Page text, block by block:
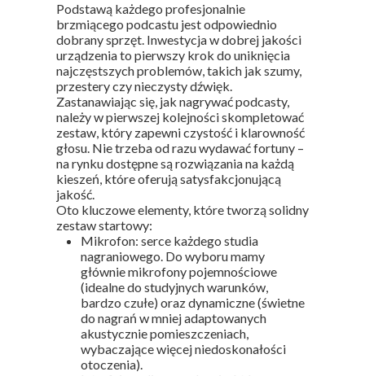
Podstawą każdego profesjonalnie
brzmiącego podcastu jest odpowiednio
dobrany sprzęt. Inwestycja w dobrej jakości
urządzenia to pierwszy krok do uniknięcia
najczęstszych problemów, takich jak szumy,
przestery czy nieczysty dźwięk.
Zastanawiając się, jak nagrywać podcasty,
należy w pierwszej kolejności skompletować
zestaw, który zapewni czystość i klarowność
głosu. Nie trzeba od razu wydawać fortuny –
na rynku dostępne są rozwiązania na każdą
kieszeń, które oferują satysfakcjonującą
jakość.
Oto kluczowe elementy, które tworzą solidny
zestaw startowy:
Mikrofon: serce każdego studia
nagraniowego. Do wyboru mamy
głównie mikrofony pojemnościowe
(idealne do studyjnych warunków,
bardzo czułe) oraz dynamiczne (świetne
do nagrań w mniej adaptowanych
akustycznie pomieszczeniach,
wybaczające więcej niedoskonałości
otoczenia).